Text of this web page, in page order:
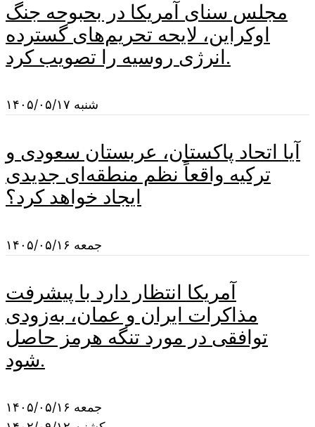
مجلس سنای آمریکا در بحبوحه جنگ
اوکراین، لایحه تحریم‌های گسترده
انرژی روسیه را تصویب کرد.
شنبه ۱۴۰۵/۰۵/۱۷
آیا اتحاد پاکستان، عربستان سعودی و
ترکیه واقعاً نظم منطقه‌ای جدیدی
ایجاد خواهد کرد؟
جمعه ۱۴۰۵/۰۵/۱۶
آمریکا انتظار دارد با پیشرفت
مذاکرات ایران و عمان، به‌زودی
توافقی در مورد تنگه هرمز حاصل
شود.
جمعه ۱۴۰۵/۰۵/۱۶